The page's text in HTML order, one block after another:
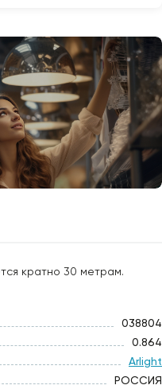
кратно 30 метрам.
038804
0.864
Arlight
РОССИЯ